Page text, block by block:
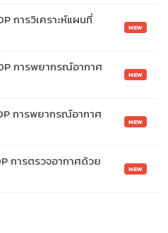
การวิเคราะห์แผนที่
NEW
การพยากรณ์อากาศ
NEW
การพยากรณ์อากาศ
NEW
การตรวจอากาศด้วย
NEW